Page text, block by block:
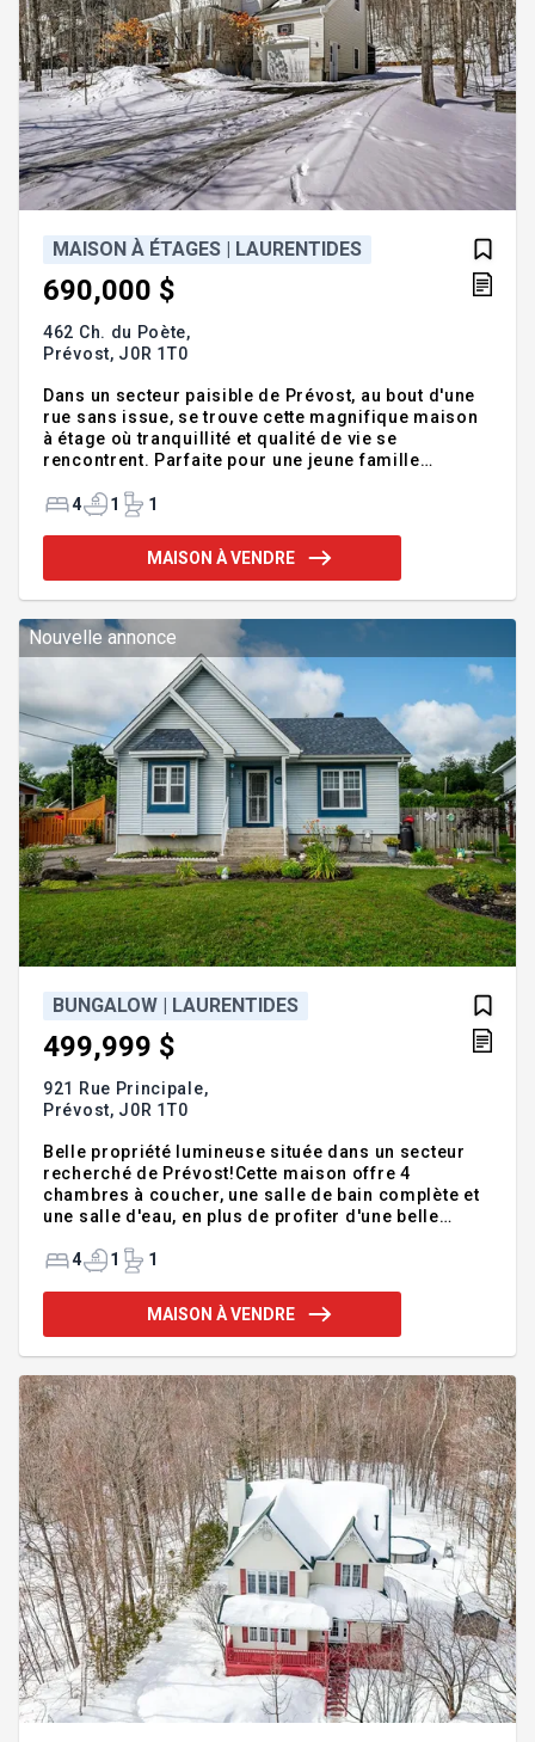
MAISON À ÉTAGES | LAURENTIDES
690,000 $
462 Ch. du Poète,
Prévost, J0R 1T0
Dans un secteur paisible de Prévost, au bout d'une
rue sans issue, se trouve cette magnifique maison
à étage où tranquillité et qualité de vie se
rencontrent. Parfaite pour une jeune famille
encore aujourd'hui une opportunité d'achat à un
Vous serez charmés par son environnement
naturel, son intimité et son atmosphère
chez-vous. Venez la découvrir de vos propres yeux,
vous en tomberez sous le char
4 1 1
MAISON À VENDRE
Nouvelle annonce
BUNGALOW | LAURENTIDES
499,999 $
921 Rue Principale,
Prévost, J0R 1T0
Belle propriété lumineuse située dans un secteur
recherché de Prévost!Cette maison offre 4
chambres à coucher, une salle de bain complète et
une salle d'eau, en plus de profiter d'une belle
fenestration.Vous apprécierez son grand terrain
d'aménagement, que ce soit pour l'ajout d'une
piscine ou la création d'un espace extérieur à votre
propriété représente une belle opportunité pour
ceux qui recherchent confort, espace et q
4 1 1
MAISON À VENDRE